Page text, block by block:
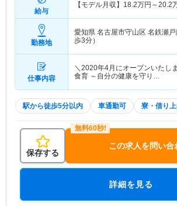
給与
【モデル月収】 18.2万円～20.2
勤務地
愛知県 名古屋市守山区 名鉄瀬
歩3分）
仕事内容
＼2020年4月にオープンいたします／ 雲母
食育 ～自分の健康を守り…
駅から徒歩5分以内 車通勤可 寮・借り
保存する
この求人を問い合
詳細を見る